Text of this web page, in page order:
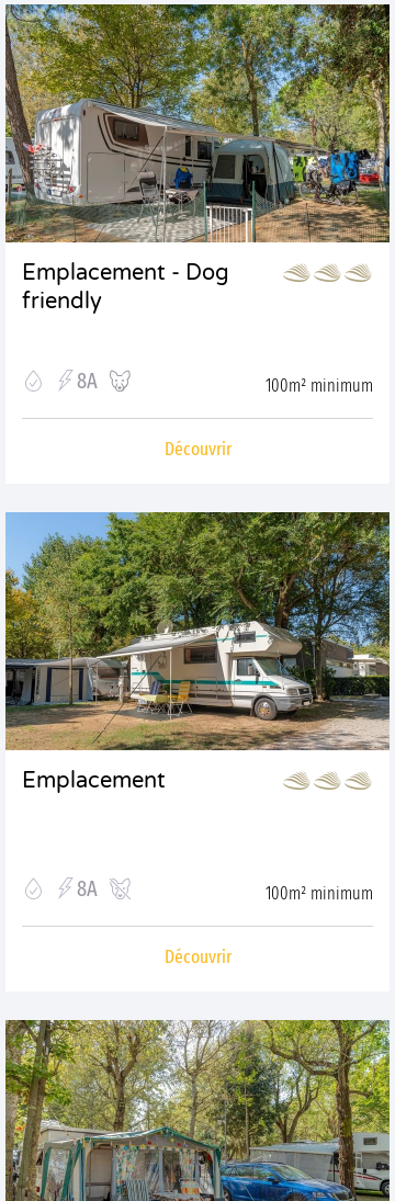
Emplacement - Dog
friendly
8A 100m² minimum
Découvrir
Emplacement
8A 100m² minimum
Découvrir